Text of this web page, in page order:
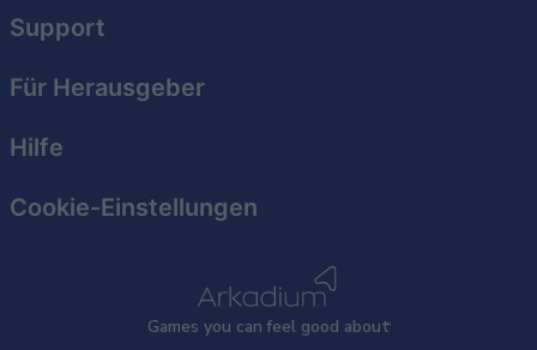
Games you can feel good about
Support
Für Herausgeber
Hilfe
Cookie-Einstellungen